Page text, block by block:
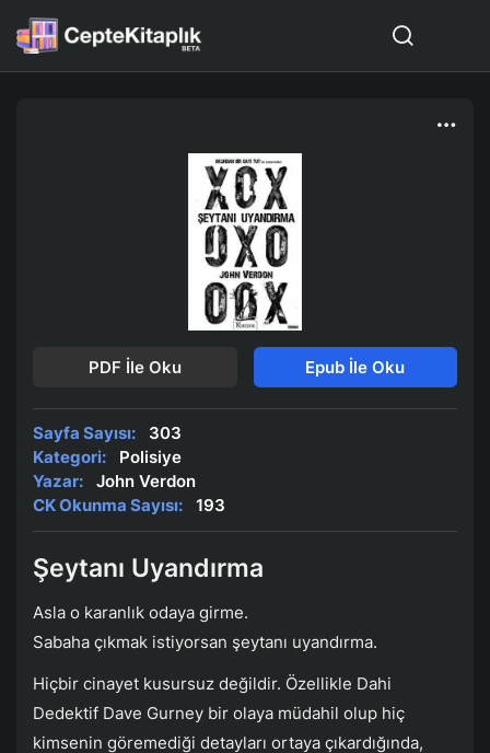
PDF İle Oku Epub İle Oku
Sayfa Sayısı:
303
Kategori:
Polisiye
Yazar:
John Verdon
CK Okunma Sayısı:
193
Şeytanı Uyandırma
Asla o karanlık odaya girme.
Sabaha çıkmak istiyorsan şeytanı uyandırma.
Hiçbir cinayet kusursuz değildir. Özellikle Dahi
Dedektif Dave Gurney bir olaya müdahil olup hiç
kimsenin göremediği detayları ortaya çıkardığında,